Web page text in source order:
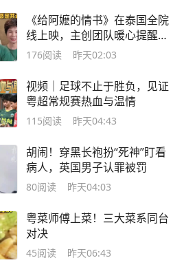
《给阿嬷的情书》在泰国全院
线上映，主创团队暖心提醒：
记得带好纸巾
176阅读 昨天02:03
视频｜足球不止于胜负，见证
粤超常规赛热血与温情
115阅读 昨天04:43
胡闹！穿黑长袍扮“死神”盯看
病人，英国男子认罪被罚
80阅读 昨天04:03
粤菜师傅上菜！三大菜系同台
对决
45阅读 昨天06:43